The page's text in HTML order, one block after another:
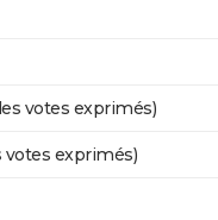
votes exprimés)
votes exprimés)